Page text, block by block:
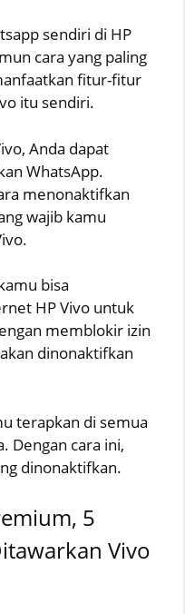
sendiri di HP
cara yang paling
fitur-fitur
itu sendiri.
Anda dapat
WhatsApp.
menonaktifkan
wajib kamu
bisa
HP Vivo untuk
memblokir izin
dinonaktifkan
terapkan di semua
Dengan cara ini,
dinonaktifkan.
5
Vivo